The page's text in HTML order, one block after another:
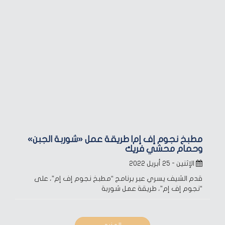
مطبخ نجوم إف إم| طريقة عمل «شوربة الجبن»
وحمام محشي فريك
الإثنين - ٢٥ أبريل ٢٠٢٢
قدم الشيف يسري عبر برنامج “مطبخ نجوم إف إم”، على
“نجوم إف إم”، طريقة عمل شوربة